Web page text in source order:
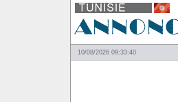
10/08/2026 09:33:40